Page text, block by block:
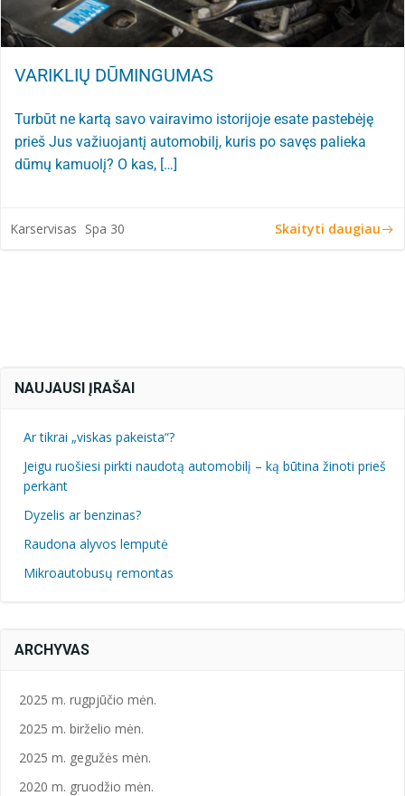
VARIKLIŲ DŪMINGUMAS
Turbūt ne kartą savo vairavimo istorijoje esate pastebėję
prieš Jus važiuojantį automobilį, kuris po savęs palieka
dūmų kamuolį? O kas, […]
Karservisas Spa 30 Skaityti daugiau
NAUJAUSI ĮRAŠAI
Ar tikrai „viskas pakeista“?
Jeigu ruošiesi pirkti naudotą automobilį – ką būtina žinoti prieš
perkant
Dyzelis ar benzinas?
Raudona alyvos lemputė
Mikroautobusų remontas
ARCHYVAS
2025 m. rugpjūčio mėn.
2025 m. birželio mėn.
2025 m. gegužės mėn.
2020 m. gruodžio mėn.